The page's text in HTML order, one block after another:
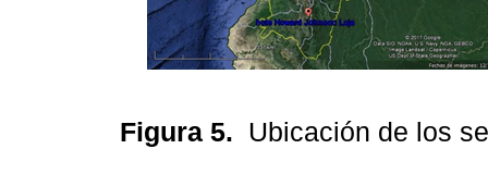
Figura 5. Ubicación de los